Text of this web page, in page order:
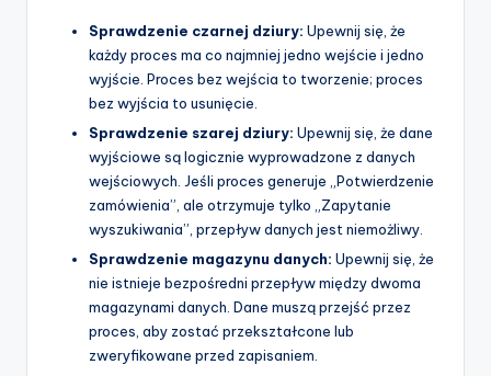
Sprawdzenie czarnej dziury: Upewnij się, że
każdy proces ma co najmniej jedno wejście i jedno
wyjście. Proces bez wejścia to tworzenie; proces
bez wyjścia to usunięcie.
Sprawdzenie szarej dziury: Upewnij się, że dane
wyjściowe są logicznie wyprowadzone z danych
wejściowych. Jeśli proces generuje „Potwierdzenie
zamówienia”, ale otrzymuje tylko „Zapytanie
wyszukiwania”, przepływ danych jest niemożliwy.
Sprawdzenie magazynu danych: Upewnij się, że
nie istnieje bezpośredni przepływ między dwoma
magazynami danych. Dane muszą przejść przez
proces, aby zostać przekształcone lub
zweryfikowane przed zapisaniem.